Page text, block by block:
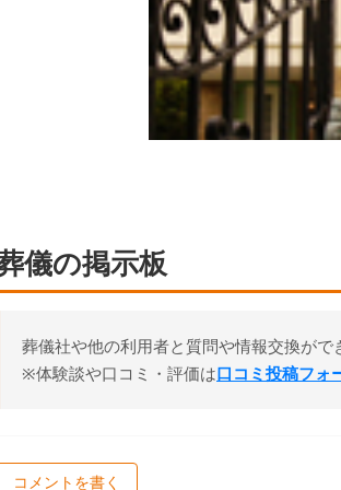
儀の掲示板
葬儀社や他の利用者と質問や情報交換が
※体験談や口コミ・評価は口コミ投稿フォ
コメントを書く